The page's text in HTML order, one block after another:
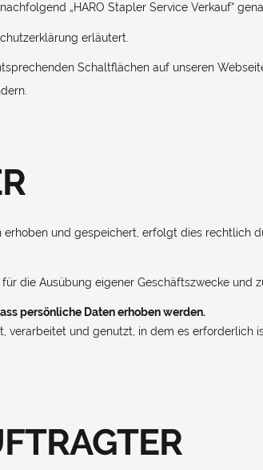
„HARO Stapler Service Verkauf“
erläutert.
Schaltflächen auf unseren
erhoben und gespeichert, erfolgt dies rechtlich
die Ausübung eigener Geschäftszwecke und
persönliche Daten erhoben werden.
und genutzt, in dem es erforderlich